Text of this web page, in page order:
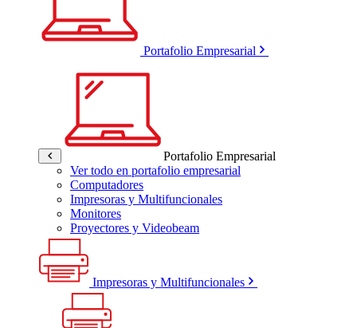
Portafolio Empresarial
Portafolio Empresarial
Ver todo en portafolio empresarial
Computadores
Impresoras y Multifuncionales
Monitores
Proyectores y Videobeam
Impresoras y Multifuncionales